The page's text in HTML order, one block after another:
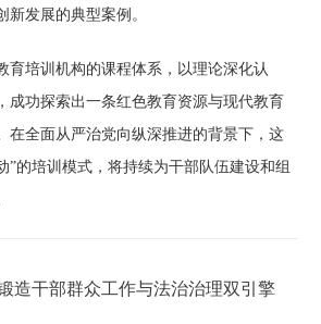
新发展的典型案例。
培训机构的课程体系，以理论深化认
成功探索出一条红色教育资源与现代教育
在全面从严治党向纵深推进的背景下，这
”的培训模式，将持续为干部队伍建设和组
造干部群众工作与法治治理双引擎